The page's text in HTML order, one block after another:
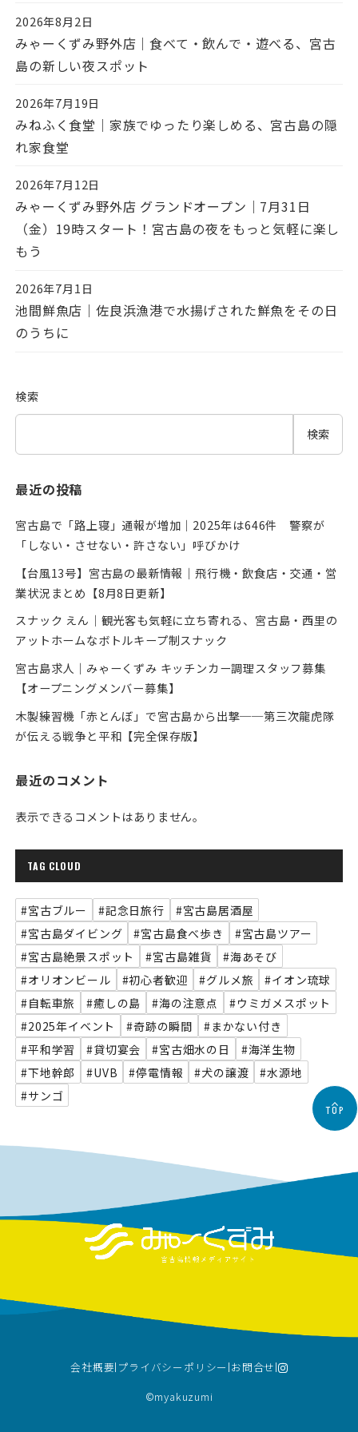
投稿日
2026年8月2日
みゃーくずみ野外店｜食べて・飲んで・遊べる、宮古
島の新しい夜スポット
投稿日
2026年7月19日
みねふく食堂｜家族でゆったり楽しめる、宮古島の隠
れ家食堂
投稿日
2026年7月12日
みゃーくずみ野外店 グランドオープン｜7月31日
（金）19時スタート！宮古島の夜をもっと気軽に楽し
もう
投稿日
2026年7月1日
池間鮮魚店｜佐良浜漁港で水揚げされた鮮魚をその日
のうちに
検索
検索
最近の投稿
宮古島で「路上寝」通報が増加｜2025年は646件 警察が
「しない・させない・許さない」呼びかけ
【台風13号】宮古島の最新情報｜飛行機・飲食店・交通・営
業状況まとめ【8月8日更新】
スナック えん｜観光客も気軽に立ち寄れる、宮古島・西里の
アットホームなボトルキープ制スナック
宮古島求人｜みゃーくずみ キッチンカー調理スタッフ募集
【オープニングメンバー募集】
木製練習機「赤とんぼ」で宮古島から出撃──第三次龍虎隊
が伝える戦争と平和【完全保存版】
最近のコメント
表示できるコメントはありません。
TAG CLOUD
#宮古ブルー #記念日旅行
#宮古島居酒屋
#宮古島ダイビング
#宮古島食べ歩き
#宮古島ツアー
#宮古島絶景スポット
#宮古島雑貨
#海あそび
#オリオンビール
#初心者歓迎 #グルメ旅
#イオン琉球
#自転車旅
#癒しの島 #海の注意点
#ウミガメスポット
#2025年イベント
#奇跡の瞬間
#まかない付き
#平和学習
#貸切宴会 #宮古畑水の日
#海洋生物
#下地幹郎
#UVB #停電情報 #犬の譲渡
#水源地
#サンゴ
会社概要 プライバシーポリシー お問合せ
©︎myakuzumi
TOP